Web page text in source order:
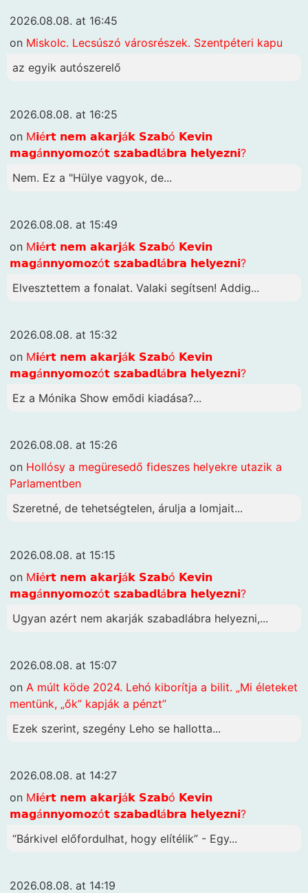
2026.08.08. at 16:45
on Miskolc. Lecsúszó városrészek. Szentpéteri kapu
az egyik autószerelő
2026.08.08. at 16:25
on M𝗶é𝗿𝘁 𝗻𝗲𝗺 𝗮𝗸𝗮𝗿𝗷á𝗸 𝗦𝘇𝗮𝗯ó 𝗞𝗲𝘃𝗶𝗻
𝗺𝗮𝗴á𝗻𝗻𝘆𝗼𝗺𝗼𝘇ó𝘁 𝘀𝘇𝗮𝗯𝗮𝗱𝗹á𝗯𝗿𝗮 𝗵𝗲𝗹𝘆𝗲𝘇𝗻𝗶?
Nem. Ez a "Hülye vagyok, de...
2026.08.08. at 15:49
on M𝗶é𝗿𝘁 𝗻𝗲𝗺 𝗮𝗸𝗮𝗿𝗷á𝗸 𝗦𝘇𝗮𝗯ó 𝗞𝗲𝘃𝗶𝗻
𝗺𝗮𝗴á𝗻𝗻𝘆𝗼𝗺𝗼𝘇ó𝘁 𝘀𝘇𝗮𝗯𝗮𝗱𝗹á𝗯𝗿𝗮 𝗵𝗲𝗹𝘆𝗲𝘇𝗻𝗶?
Elvesztettem a fonalat. Valaki segítsen! Addig...
2026.08.08. at 15:32
on M𝗶é𝗿𝘁 𝗻𝗲𝗺 𝗮𝗸𝗮𝗿𝗷á𝗸 𝗦𝘇𝗮𝗯ó 𝗞𝗲𝘃𝗶𝗻
𝗺𝗮𝗴á𝗻𝗻𝘆𝗼𝗺𝗼𝘇ó𝘁 𝘀𝘇𝗮𝗯𝗮𝗱𝗹á𝗯𝗿𝗮 𝗵𝗲𝗹𝘆𝗲𝘇𝗻𝗶?
Ez a Mónika Show emődi kiadása?...
2026.08.08. at 15:26
on Hollósy a megüresedő fideszes helyekre utazik a
Parlamentben
Szeretné, de tehetségtelen, árulja a lomjait...
2026.08.08. at 15:15
on M𝗶é𝗿𝘁 𝗻𝗲𝗺 𝗮𝗸𝗮𝗿𝗷á𝗸 𝗦𝘇𝗮𝗯ó 𝗞𝗲𝘃𝗶𝗻
𝗺𝗮𝗴á𝗻𝗻𝘆𝗼𝗺𝗼𝘇ó𝘁 𝘀𝘇𝗮𝗯𝗮𝗱𝗹á𝗯𝗿𝗮 𝗵𝗲𝗹𝘆𝗲𝘇𝗻𝗶?
Ugyan azért nem akarják szabadlábra helyezni,...
2026.08.08. at 15:07
on A múlt köde 2024. Lehó kiborítja a bilit. „Mi életeket
mentünk, „ők” kapják a pénzt”
Ezek szerint, szegény Leho se hallotta...
2026.08.08. at 14:27
on M𝗶é𝗿𝘁 𝗻𝗲𝗺 𝗮𝗸𝗮𝗿𝗷á𝗸 𝗦𝘇𝗮𝗯ó 𝗞𝗲𝘃𝗶𝗻
𝗺𝗮𝗴á𝗻𝗻𝘆𝗼𝗺𝗼𝘇ó𝘁 𝘀𝘇𝗮𝗯𝗮𝗱𝗹á𝗯𝗿𝗮 𝗵𝗲𝗹𝘆𝗲𝘇𝗻𝗶?
“Bárkivel előfordulhat, hogy elítélik” - Egy...
2026.08.08. at 14:19